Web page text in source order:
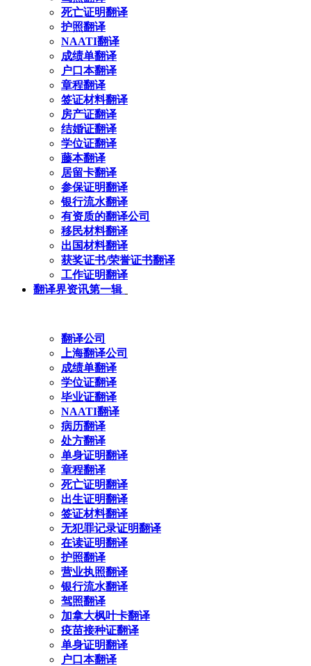
死亡证明翻译
护照翻译
NAATI翻译
成绩单翻译
户口本翻译
章程翻译
签证材料翻译
房产证翻译
结婚证翻译
学位证翻译
藤本翻译
居留卡翻译
参保证明翻译
银行流水翻译
有资质的翻译公司
移民材料翻译
出国材料翻译
获奖证书/荣誉证书翻译
工作证明翻译
翻译界资讯第一辑
翻译公司
上海翻译公司
成绩单翻译
学位证翻译
毕业证翻译
NAATI翻译
病历翻译
处方翻译
单身证明翻译
章程翻译
死亡证明翻译
出生证明翻译
签证材料翻译
无犯罪记录证明翻译
在读证明翻译
护照翻译
营业执照翻译
银行流水翻译
驾照翻译
加拿大枫叶卡翻译
疫苗接种证翻译
单身证明翻译
户口本翻译